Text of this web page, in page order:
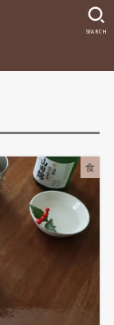
SEARCH
食